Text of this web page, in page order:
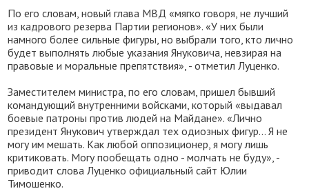
По его словам, новый глава МВД «мягко говоря, не лучший
из кадрового резерва Партии регионов». «У них были
намного более сильные фигуры, но выбрали того, кто лично
будет выполнять любые указания Януковича, невзирая на
правовые и моральные препятствия», - отметил Луценко.
Заместителем министра, по его словам, пришел бывший
командующий внутренними войсками, который «выдавал
боевые патроны против людей на Майдане». «Лично
президент Янукович утверждал тех одиозных фигур... Я не
могу им мешать. Как любой оппозиционер, я могу лишь
критиковать. Могу пообещать одно - молчать не буду», -
приводит слова Луценко официальный сайт Юлии
Тимошенко.